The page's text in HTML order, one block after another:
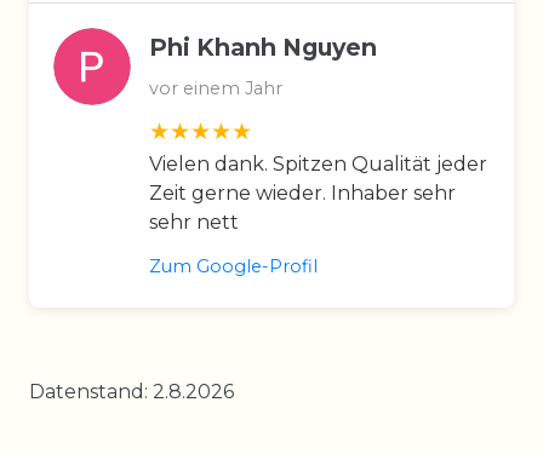
Phi Khanh Nguyen
vor einem Jahr
Vielen dank. Spitzen Qualität jeder
Zeit gerne wieder. Inhaber sehr
sehr nett
Zum Google-Profil
Datenstand: 2.8.2026